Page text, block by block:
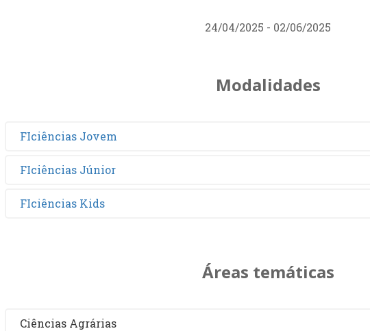
24/04/2025 - 02/06/2025
Modalidades
FIciências Jovem
FIciências Júnior
FIciências Kids
Áreas temáticas
Ciências Agrárias